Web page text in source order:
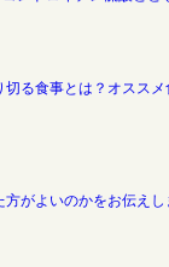
る食事とは？オスス
がよいのかをお伝え